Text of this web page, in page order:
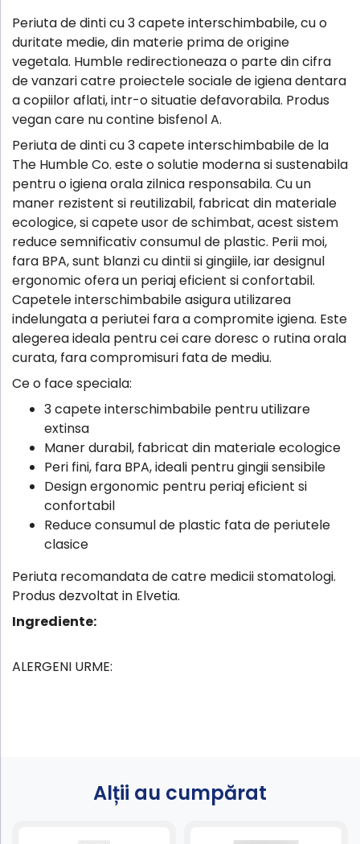
Periuta de dinti cu 3 capete interschimbabile, cu o
duritate medie, din materie prima de origine
vegetala. Humble redirectioneaza o parte din cifra
de vanzari catre proiectele sociale de igiena dentara
a copiilor aflati, intr-o situatie defavorabila. Produs
vegan care nu contine bisfenol A.
Periuta de dinti cu 3 capete interschimbabile de la
The Humble Co. este o solutie moderna si sustenabila
pentru o igiena orala zilnica responsabila. Cu un
maner rezistent si reutilizabil, fabricat din materiale
ecologice, si capete usor de schimbat, acest sistem
reduce semnificativ consumul de plastic. Perii moi,
fara BPA, sunt blanzi cu dintii si gingiile, iar designul
ergonomic ofera un periaj eficient si confortabil.
Capetele interschimbabile asigura utilizarea
indelungata a periutei fara a compromite igiena. Este
alegerea ideala pentru cei care doresc o rutina orala
curata, fara compromisuri fata de mediu.
Ce o face speciala:
3 capete interschimbabile pentru utilizare
extinsa
Maner durabil, fabricat din materiale ecologice
Peri fini, fara BPA, ideali pentru gingii sensibile
Design ergonomic pentru periaj eficient si
confortabil
Reduce consumul de plastic fata de periutele
clasice
Periuta recomandata de catre medicii stomatologi.
Produs dezvoltat in Elvetia.
Ingrediente:
ALERGENI URME:
Alții au cumpărat